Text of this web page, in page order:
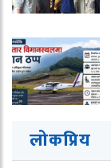
लोकप्रिय